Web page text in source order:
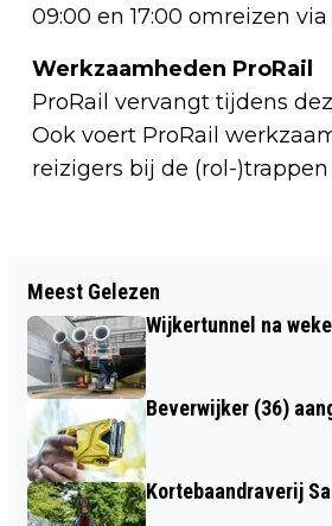
09:00 en 17:00 omreizen
Werkzaamheden ProRail
ProRail vervangt tijdens
Ook voert ProRail
reizigers bij de (rol-
FORMULE 1 IN 2024 EN
WAARSCHIJNLIJK OOK
Meest Gelezen
Wijkertunnel na
Beverwijker (36)
Kortebaandraverij